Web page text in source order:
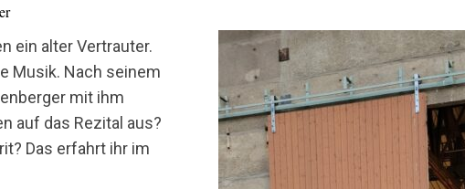
ein alter Vertrauter.
Musik. Nach seinem
mit ihm
auf das Rezital aus?
Das erfahrt ihr im